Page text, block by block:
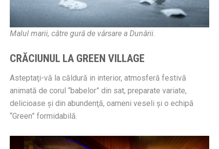
Malul marii, către gură de vărsare a Dunării.
CRĂCIUNUL LA GREEN VILLAGE
Asteptaţi-vă la căldură in interior, atmosferă festivă
animată de corul “babelor” din sat, preparate variate,
delicioase şi din abundenţă, oameni veseli şi o echipă
“Green” formidabilă.